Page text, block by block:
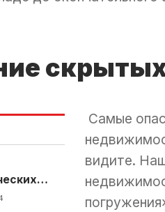
Самые
видите.